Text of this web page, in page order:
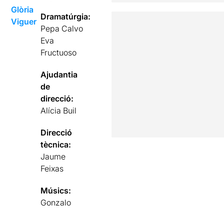
Glòria
Viguer Dramatúrgia:
Pepa Calvo
Eva
Fructuoso
Ajudantia
de
direcció:
Alícia Buil
Direcció
tècnica:
Jaume
Feixas
Músics:
Gonzalo